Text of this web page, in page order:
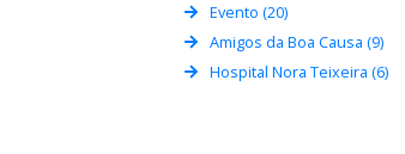
Evento (20)
Amigos da Boa Causa (9)
Hospital Nora Teixeira (6)